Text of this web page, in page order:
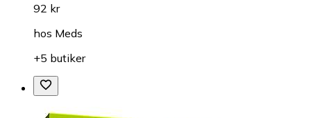
92 kr
hos Meds
+5 butiker